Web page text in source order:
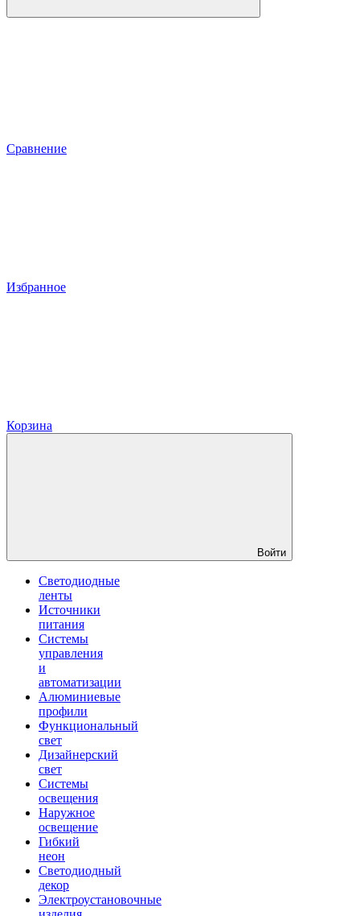
Сравнение
Избранное
Корзина
Войти
Светодиодные
ленты
Источники
питания
Системы
управления
и
автоматизации
Алюминиевые
профили
Функциональный
свет
Дизайнерский
свет
Системы
освещения
Наружное
освещение
Гибкий
неон
Светодиодный
декор
Электроустановочные